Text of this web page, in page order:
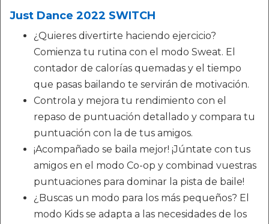
Just Dance 2022 SWITCH
¿Quieres divertirte haciendo ejercicio?
Comienza tu rutina con el modo Sweat. El
contador de calorías quemadas y el tiempo
que pasas bailando te servirán de motivación.
Controla y mejora tu rendimiento con el
repaso de puntuación detallado y compara tu
puntuación con la de tus amigos.
¡Acompañado se baila mejor! ¡Júntate con tus
amigos en el modo Co-op y combinad vuestras
puntuaciones para dominar la pista de baile!
¿Buscas un modo para los más pequeños? El
modo Kids se adapta a las necesidades de los